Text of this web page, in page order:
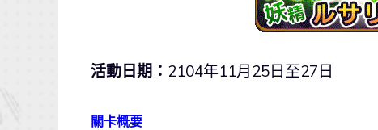
活動日期： 2104年11月25日至27日
關卡概要